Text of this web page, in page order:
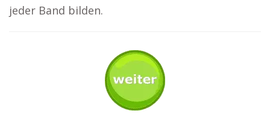
jeder Band bilden.